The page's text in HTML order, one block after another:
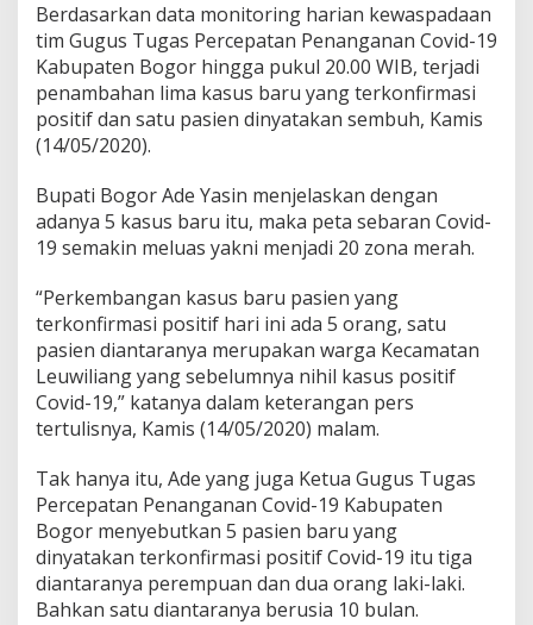
Berdasarkan data monitoring harian kewaspadaan
tim Gugus Tugas Percepatan Penanganan Covid-19
Kabupaten Bogor hingga pukul 20.00 WIB, terjadi
penambahan lima kasus baru yang terkonfirmasi
positif dan satu pasien dinyatakan sembuh, Kamis
(14/05/2020).
Bupati Bogor Ade Yasin menjelaskan dengan
adanya 5 kasus baru itu, maka peta sebaran Covid-
19 semakin meluas yakni menjadi 20 zona merah.
“Perkembangan kasus baru pasien yang
terkonfirmasi positif hari ini ada 5 orang, satu
pasien diantaranya merupakan warga Kecamatan
Leuwiliang yang sebelumnya nihil kasus positif
Covid-19,” katanya dalam keterangan pers
tertulisnya, Kamis (14/05/2020) malam.
Tak hanya itu, Ade yang juga Ketua Gugus Tugas
Percepatan Penanganan Covid-19 Kabupaten
Bogor menyebutkan 5 pasien baru yang
dinyatakan terkonfirmasi positif Covid-19 itu tiga
diantaranya perempuan dan dua orang laki-laki.
Bahkan satu diantaranya berusia 10 bulan.